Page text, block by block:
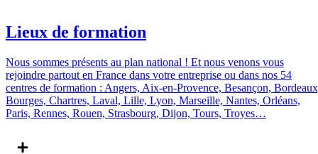
Lieux de formation
Nous sommes présents au plan national ! Et nous venons vous
rejoindre partout en France dans votre entreprise ou dans nos 54
centres de formation : Angers, Aix-en-Provence, Besançon,
Bourges, Chartres, Laval, Lille, Lyon, Marseille, Nantes, Orléans,
Paris, Rennes, Rouen, Strasbourg, Dijon, Tours, Troyes…